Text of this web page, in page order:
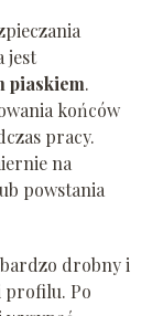
jest
piaskiem.
końców
pracy.
na
powstania
drobny i
profilu. Po